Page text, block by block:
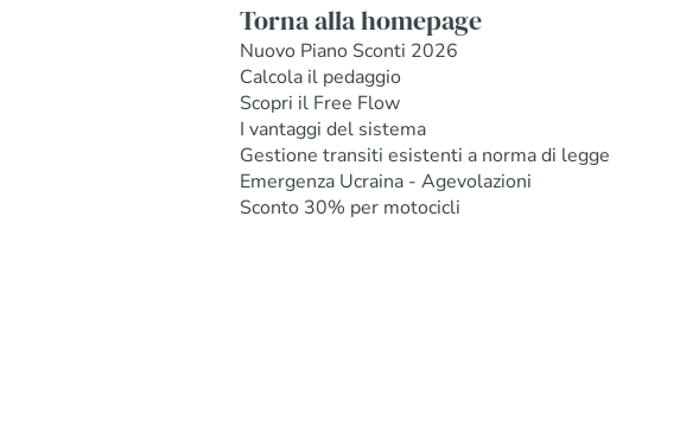
Torna alla homepage
Nuovo Piano Sconti 2026
Calcola il pedaggio
Scopri il Free Flow
I vantaggi del sistema
Gestione transiti esistenti a norma di legge
Emergenza Ucraina - Agevolazioni
Sconto 30% per motocicli